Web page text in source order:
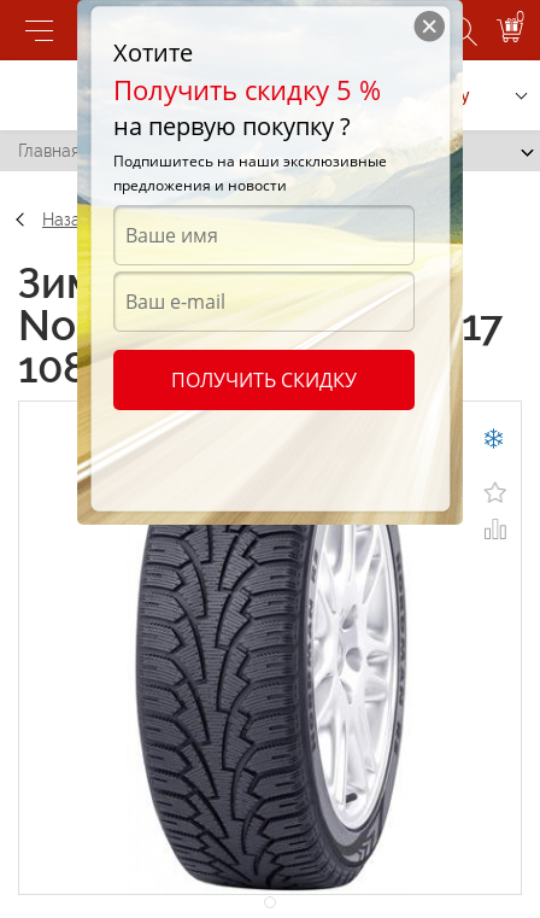
0
Позвонить Заказать услугу
Главная / Nokian Nordman RS 235/65 R17 108W
Назад
Зимние шины Nokian
Nordman RS 235/65 R17
108W
Хотите
Получить скидку 5 %
на первую покупку ?
Подпишитесь на наши эксклюзивные
предложения и новости
ПОЛУЧИТЬ СКИДКУ